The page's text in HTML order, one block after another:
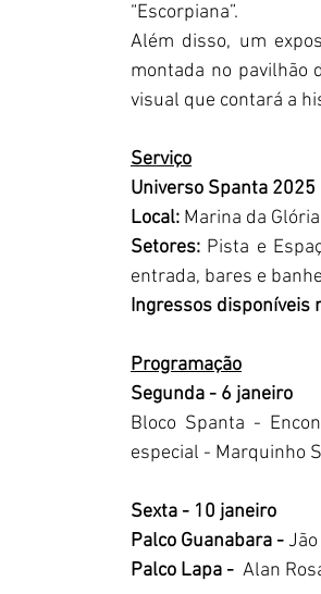
“Escorpiana”.
Além disso, um
montada no pavilhão
visual que contará a
Serviço
Universo Spanta 2025
Local: Marina da
Setores: Pista e
entrada, bares e
Ingressos disponíveis
Programação
Segunda - 6 janeiro
Bloco Spanta -
especial - Marquinho
Sexta - 10 janeiro
Palco Guanabara -
Palco Lapa - Alan